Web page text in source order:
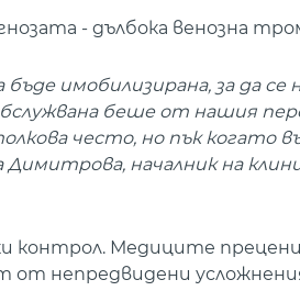
- дълбока венозна
имобилизирана, за да се
беше от нашия
често, но пък когато
началник на
контрол. Медиците
от непредвидени